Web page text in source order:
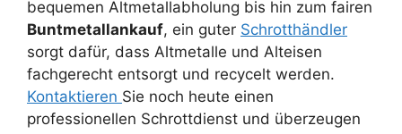
bequemen Altmetallabholung bis hin zum fairen
Buntmetallankauf, ein guter Schrotthändler
sorgt dafür, dass Altmetalle und Alteisen
fachgerecht entsorgt und recycelt werden.
Kontaktieren Sie noch heute einen
professionellen Schrottdienst und überzeugen